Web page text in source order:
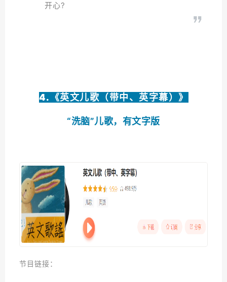
开心?
4.《英文儿歌（带中、英字幕） 》
“洗脑”儿歌，有文字版
节目链接：